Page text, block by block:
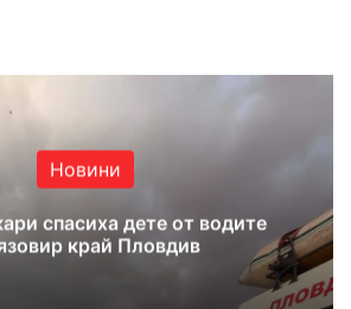
Новини
спасиха дете от водите
край Пловдив